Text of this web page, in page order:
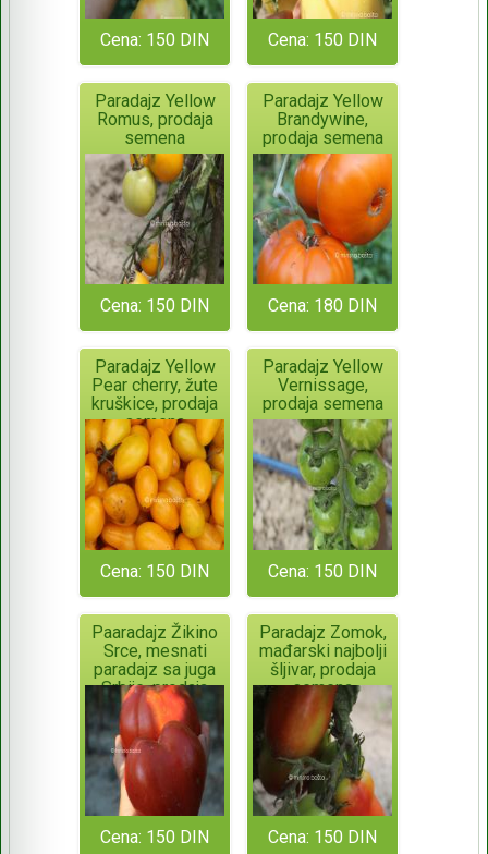
Cena: 150 DIN Cena: 150 DIN
Paradajz Yellow
Romus, prodaja
semena
Cena: 150 DIN
Paradajz Yellow
Brandywine,
prodaja semena
Cena: 180 DIN
Paradajz Yellow
Pear cherry, žute
kruškice, prodaja
semena
Cena: 150 DIN
Paradajz Yellow
Vernissage,
prodaja semena
Cena: 150 DIN
Paaradajz Žikino
Srce, mesnati
paradajz sa juga
Srbije, prodaja
semena
Cena: 150 DIN
Paradajz Zomok,
mađarski najbolji
šljivar, prodaja
semena
Cena: 150 DIN